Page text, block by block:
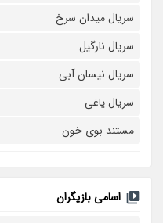
سریال میدان سرخ
سریال نارگیل
سریال نیسان آبی
سریال یاغی
مستند بوی خون
اسامی بازیگران